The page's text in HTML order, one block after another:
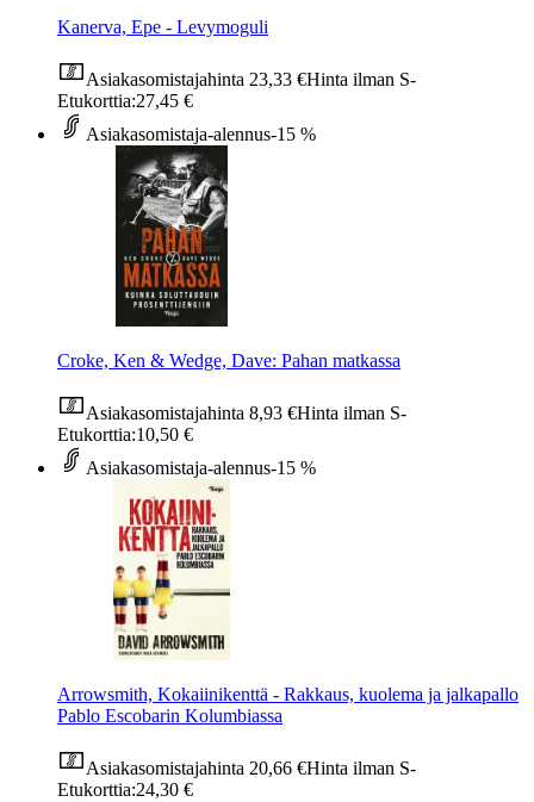
Kanerva, Epe - Levymoguli
Asiakasomistajahinta 23,33 €Hinta ilman S-
Etukorttia:27,45 €
Asiakasomistaja-alennus-15 %
Croke, Ken & Wedge, Dave: Pahan matkassa
Asiakasomistajahinta 8,93 €Hinta ilman S-
Etukorttia:10,50 €
Asiakasomistaja-alennus-15 %
Arrowsmith, Kokaiinikenttä - Rakkaus, kuolema ja jalkapallo
Pablo Escobarin Kolumbiassa
Asiakasomistajahinta 20,66 €Hinta ilman S-
Etukorttia:24,30 €